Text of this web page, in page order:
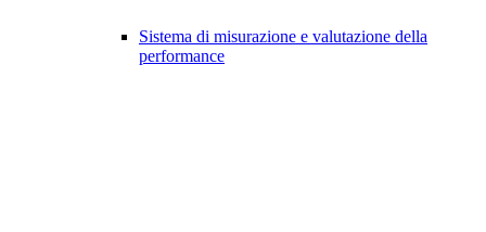
Sistema di misurazione e valutazione della
performance